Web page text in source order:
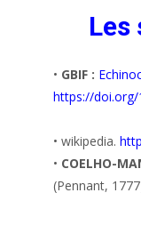
Les
• GBIF :
https://doi.org/
• wikipedia.
• COELHO-
(Pennant,